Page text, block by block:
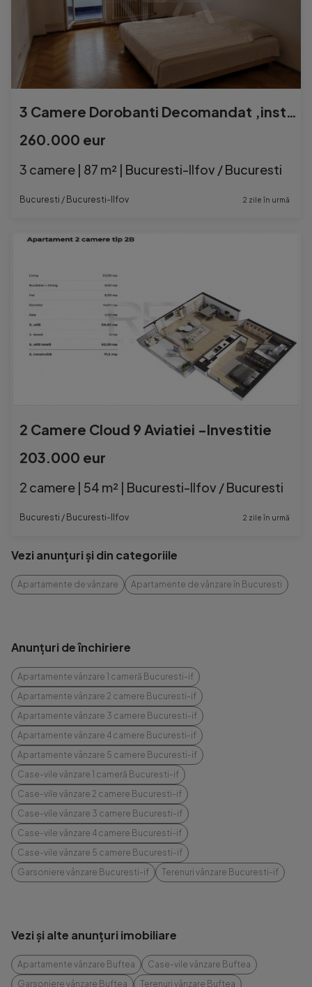
3 Camere Dorobanti Decomandat ,instalatii electrice schimba
260.000 eur
3 camere | 87 m² | Bucuresti-Ilfov / Bucuresti
Bucuresti / Bucuresti-Ilfov 2 zile în urmă
2 Camere Cloud 9 Aviatiei -Investitie
203.000 eur
2 camere | 54 m² | Bucuresti-Ilfov / Bucuresti
Bucuresti / Bucuresti-Ilfov 2 zile în urmă
Vezi anunțuri și din categoriile
Apartamente de vânzare Apartamente de vânzare în Bucuresti
Anunțuri de închiriere
Apartamente vânzare 1 cameră Bucuresti-if
Apartamente vânzare 2 camere Bucuresti-if
Apartamente vânzare 3 camere Bucuresti-if
Apartamente vânzare 4 camere Bucuresti-if
Apartamente vânzare 5 camere Bucuresti-if
Case-vile vânzare 1 cameră Bucuresti-if
Case-vile vânzare 2 camere Bucuresti-if
Case-vile vânzare 3 camere Bucuresti-if
Case-vile vânzare 4 camere Bucuresti-if
Case-vile vânzare 5 camere Bucuresti-if
Garsoniere vânzare Bucuresti-if
Terenuri vânzare Bucuresti-if
Vezi și alte anunțuri imobiliare
Apartamente vânzare Buftea
Case-vile vânzare Buftea
Garsoniere vânzare Buftea
Terenuri vânzare Buftea